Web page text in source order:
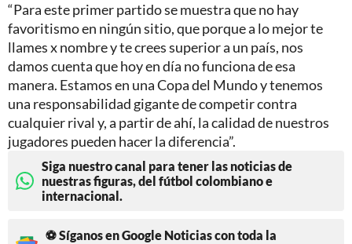
“Para este primer partido se muestra que no hay
favoritismo en ningún sitio, que porque a lo mejor te
llames x nombre y te crees superior a un país, nos
damos cuenta que hoy en día no funciona de esa
manera. Estamos en una Copa del Mundo y tenemos
una responsabilidad gigante de competir contra
cualquier rival y, a partir de ahí, la calidad de nuestros
jugadores pueden hacer la diferencia”.
Siga nuestro canal para tener las noticias de
nuestras figuras, del fútbol colombiano e
internacional.
⚽ Síganos en Google Noticias con toda la